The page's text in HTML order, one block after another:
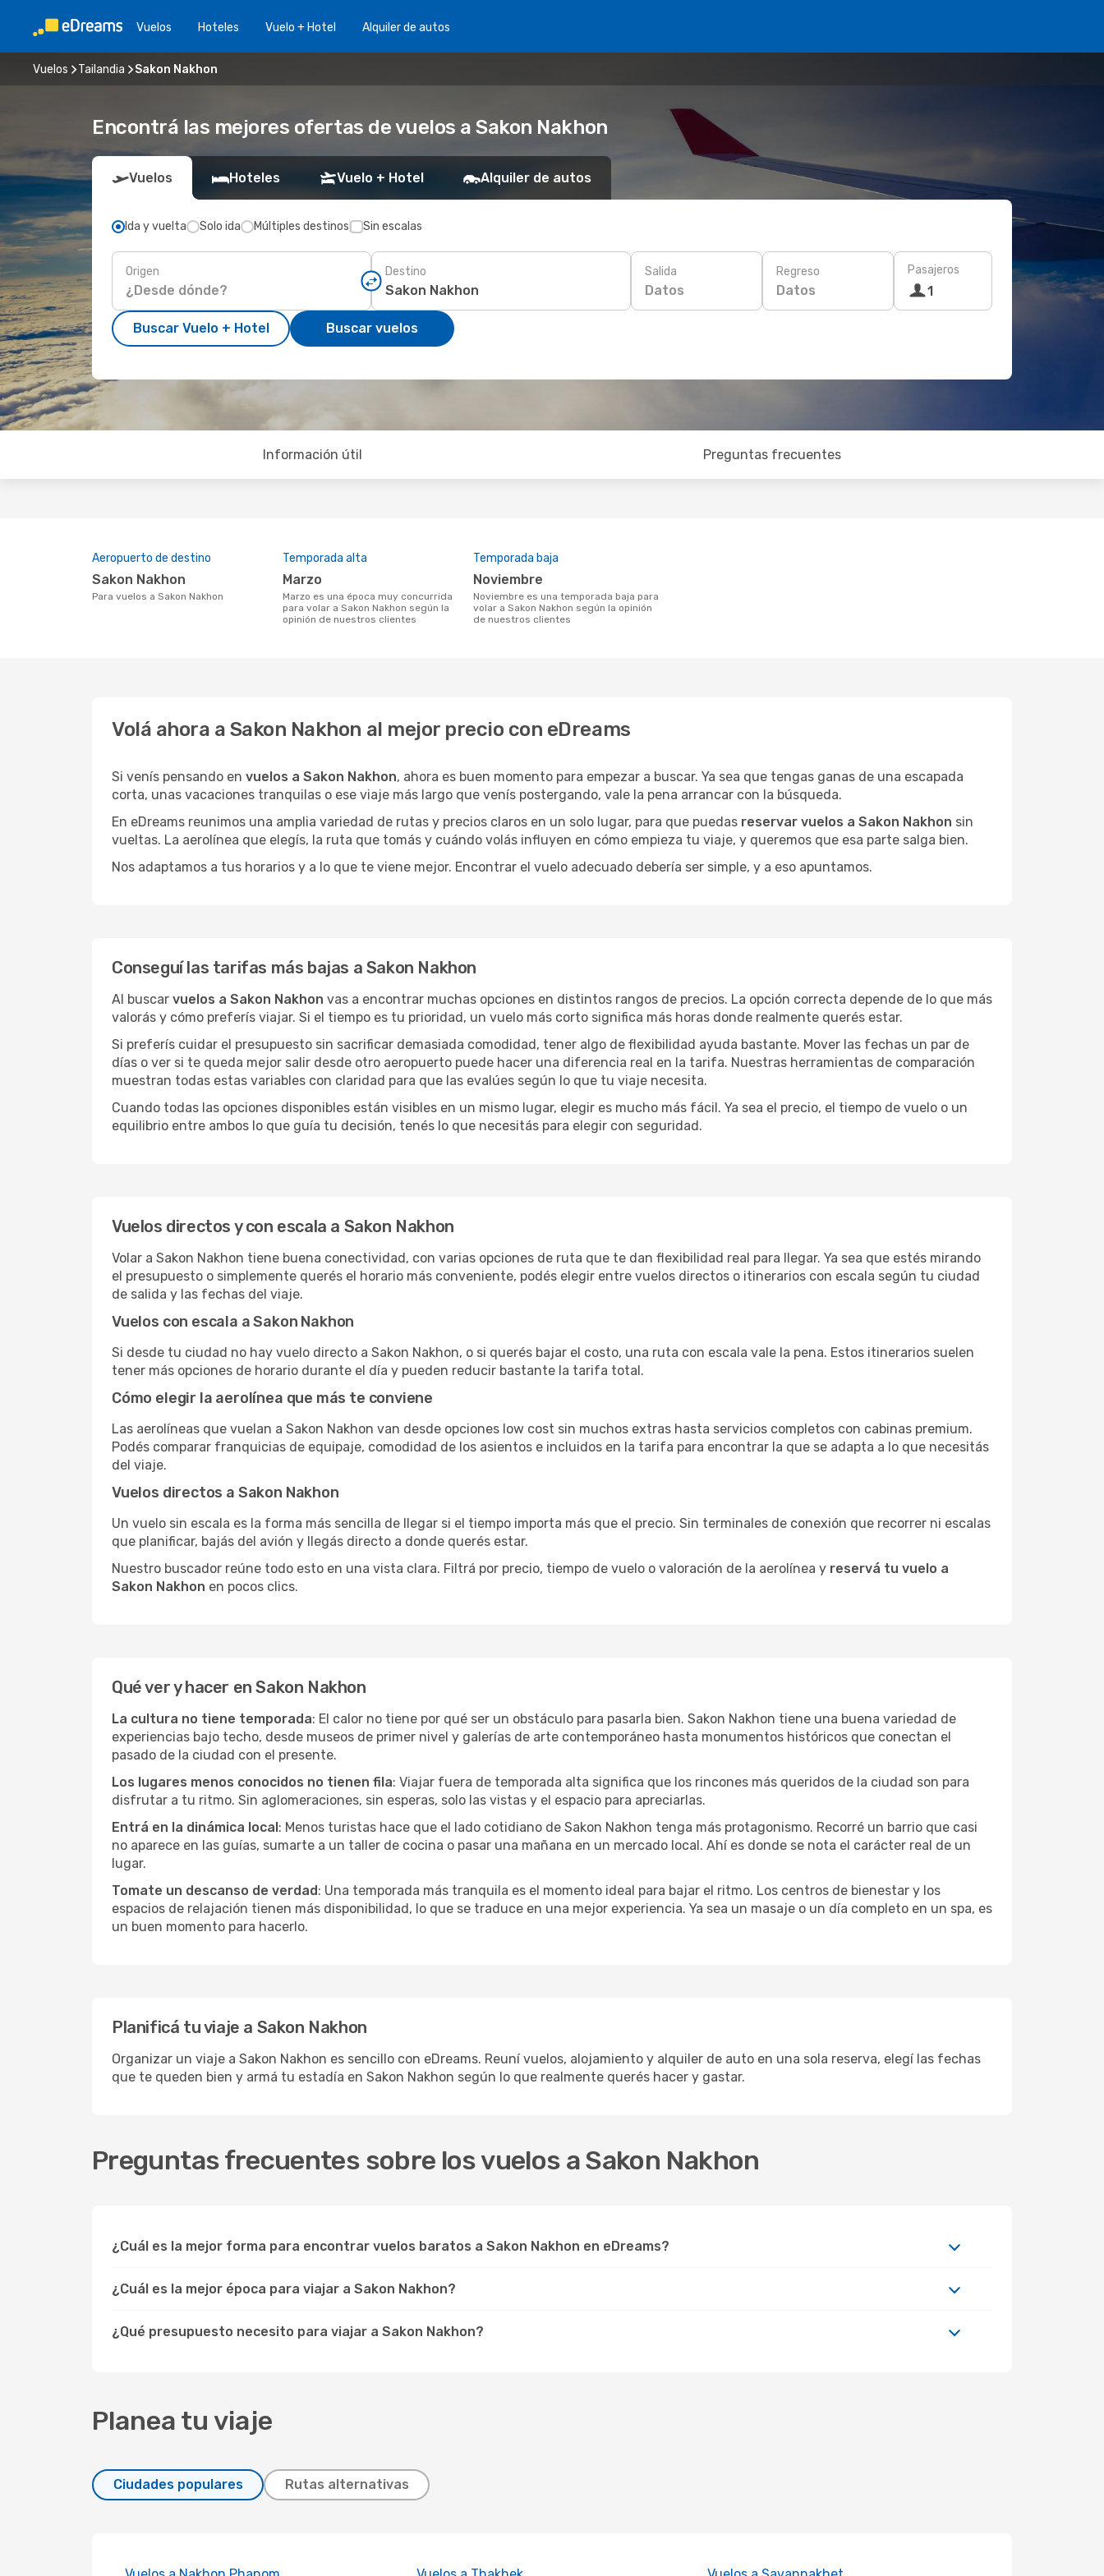
Vuelos Hoteles Vuelo + Hotel Alquiler de autos
Vuelos Tailandia Sakon Nakhon
Encontrá las mejores ofertas de vuelos a Sakon Nakhon
Vuelos Hoteles Vuelo + Hotel Alquiler de autos
Ida y vuelta Solo ida Múltiples destinos Sin escalas
Origen Destino Salida
Datos
Regreso
Datos
Pasajeros
1
Buscar Vuelo + Hotel Buscar vuelos
Información útil Preguntas frecuentes
Aeropuerto de destino
Sakon Nakhon
Para vuelos a Sakon Nakhon
Temporada alta
marzo
marzo es una época muy concurrida
para volar a Sakon Nakhon según la
opinión de nuestros clientes
Temporada baja
noviembre
noviembre es una temporada baja para
volar a Sakon Nakhon según la opinión
de nuestros clientes
Volá ahora a Sakon Nakhon al mejor precio con eDreams
Si venís pensando en vuelos a Sakon Nakhon, ahora es buen momento para empezar a buscar. Ya sea que tengas ganas de una escapada
corta, unas vacaciones tranquilas o ese viaje más largo que venís postergando, vale la pena arrancar con la búsqueda.
En eDreams reunimos una amplia variedad de rutas y precios claros en un solo lugar, para que puedas reservar vuelos a Sakon Nakhon sin
vueltas. La aerolínea que elegís, la ruta que tomás y cuándo volás influyen en cómo empieza tu viaje, y queremos que esa parte salga bien.
Nos adaptamos a tus horarios y a lo que te viene mejor. Encontrar el vuelo adecuado debería ser simple, y a eso apuntamos.
Conseguí las tarifas más bajas a Sakon Nakhon
Al buscar vuelos a Sakon Nakhon vas a encontrar muchas opciones en distintos rangos de precios. La opción correcta depende de lo que más
valorás y cómo preferís viajar. Si el tiempo es tu prioridad, un vuelo más corto significa más horas donde realmente querés estar.
Si preferís cuidar el presupuesto sin sacrificar demasiada comodidad, tener algo de flexibilidad ayuda bastante. Mover las fechas un par de
días o ver si te queda mejor salir desde otro aeropuerto puede hacer una diferencia real en la tarifa. Nuestras herramientas de comparación
muestran todas estas variables con claridad para que las evalúes según lo que tu viaje necesita.
Cuando todas las opciones disponibles están visibles en un mismo lugar, elegir es mucho más fácil. Ya sea el precio, el tiempo de vuelo o un
equilibrio entre ambos lo que guía tu decisión, tenés lo que necesitás para elegir con seguridad.
Vuelos directos y con escala a Sakon Nakhon
Volar a Sakon Nakhon tiene buena conectividad, con varias opciones de ruta que te dan flexibilidad real para llegar. Ya sea que estés mirando
el presupuesto o simplemente querés el horario más conveniente, podés elegir entre vuelos directos o itinerarios con escala según tu ciudad
de salida y las fechas del viaje.
Vuelos con escala a Sakon Nakhon
Si desde tu ciudad no hay vuelo directo a Sakon Nakhon, o si querés bajar el costo, una ruta con escala vale la pena. Estos itinerarios suelen
tener más opciones de horario durante el día y pueden reducir bastante la tarifa total.
Cómo elegir la aerolínea que más te conviene
Las aerolíneas que vuelan a Sakon Nakhon van desde opciones low cost sin muchos extras hasta servicios completos con cabinas premium.
Podés comparar franquicias de equipaje, comodidad de los asientos e incluidos en la tarifa para encontrar la que se adapta a lo que necesitás
del viaje.
Vuelos directos a Sakon Nakhon
Un vuelo sin escala es la forma más sencilla de llegar si el tiempo importa más que el precio. Sin terminales de conexión que recorrer ni escalas
que planificar, bajás del avión y llegás directo a donde querés estar.
Nuestro buscador reúne todo esto en una vista clara. Filtrá por precio, tiempo de vuelo o valoración de la aerolínea y reservá tu vuelo a
Sakon Nakhon en pocos clics.
Qué ver y hacer en Sakon Nakhon
La cultura no tiene temporada: El calor no tiene por qué ser un obstáculo para pasarla bien. Sakon Nakhon tiene una buena variedad de
experiencias bajo techo, desde museos de primer nivel y galerías de arte contemporáneo hasta monumentos históricos que conectan el
pasado de la ciudad con el presente.
Los lugares menos conocidos no tienen fila: Viajar fuera de temporada alta significa que los rincones más queridos de la ciudad son para
disfrutar a tu ritmo. Sin aglomeraciones, sin esperas, solo las vistas y el espacio para apreciarlas.
Entrá en la dinámica local: Menos turistas hace que el lado cotidiano de Sakon Nakhon tenga más protagonismo. Recorré un barrio que casi
no aparece en las guías, sumarte a un taller de cocina o pasar una mañana en un mercado local. Ahí es donde se nota el carácter real de un
lugar.
Tomate un descanso de verdad: Una temporada más tranquila es el momento ideal para bajar el ritmo. Los centros de bienestar y los
espacios de relajación tienen más disponibilidad, lo que se traduce en una mejor experiencia. Ya sea un masaje o un día completo en un spa, es
un buen momento para hacerlo.
Planificá tu viaje a Sakon Nakhon
Organizar un viaje a Sakon Nakhon es sencillo con eDreams. Reuní vuelos, alojamiento y alquiler de auto en una sola reserva, elegí las fechas
que te queden bien y armá tu estadía en Sakon Nakhon según lo que realmente querés hacer y gastar.
Preguntas frecuentes sobre los vuelos a Sakon Nakhon
¿Cuál es la mejor forma para encontrar vuelos baratos a Sakon Nakhon en eDreams?
¿Cuál es la mejor época para viajar a Sakon Nakhon?
¿Qué presupuesto necesito para viajar a Sakon Nakhon?
Planea tu viaje
Ciudades populares Rutas alternativas